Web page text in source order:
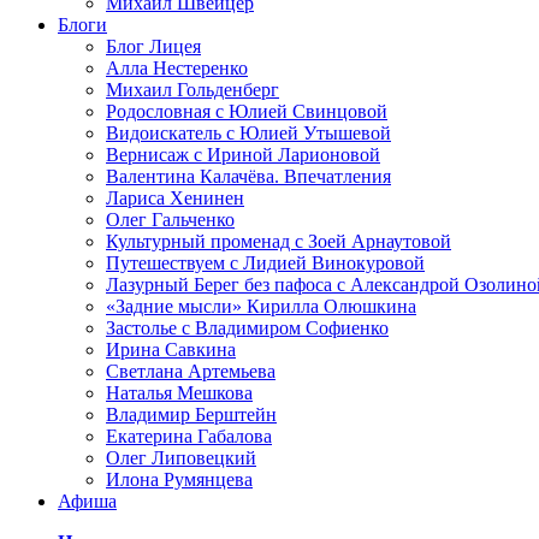
Блоги
Блог Лицея
Алла Нестеренко
Михаил Гольденберг
Родословная с Юлией Свинцовой
Видоискатель с Юлией Утышевой
Вернисаж с Ириной Ларионовой
Валентина Калачёва. Впечатления
Лариса Хенинен
Олег Гальченко
Культурный променад с Зоей Арнаутовой
Путешествуем с Лидией Винокуровой
Лазурный Берег без пафоса с Александрой
«Задние мысли» Кирилла Олюшкина
Застолье с Владимиром Софиенко
Ирина Савкина
Светлана Артемьева
Наталья Мешкова
Владимир Берштейн
Екатерина Габалова
Олег Липовецкий
Илона Румянцева
Афиша